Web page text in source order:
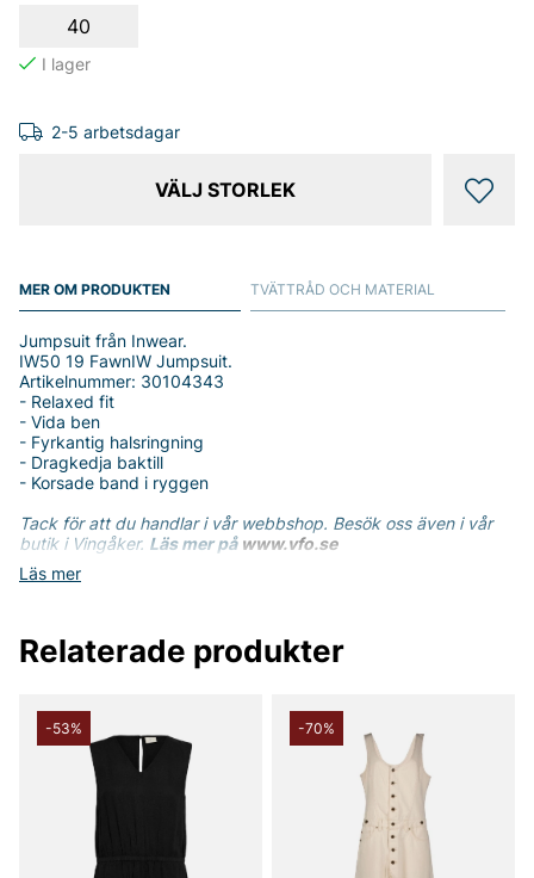
40
2-5 arbetsdagar
VÄLJ STORLEK
MER OM PRODUKTEN
Läs mer
Jumpsuit från Inwear.
IW50 19 FawnIW Jumpsuit.
Artikelnummer: 30104343
- Relaxed fit
- Vida ben
- Fyrkantig halsringning
- Dragkedja baktill
- Korsade band i ryggen
Tack för att du handlar i vår webbshop. Besök oss även i vår
butik i Vingåker. Läs mer på www.vfo.se
TVÄTTRÅD OCH MATERIAL
Relaterade produkter
-53% -70%